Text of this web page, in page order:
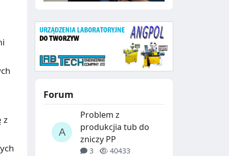
z
Forum
Problem z
produkcjia tub do
zniczy PP
3 40433